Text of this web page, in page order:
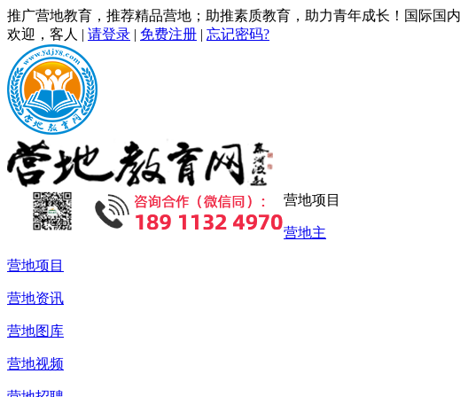
推广营地教育，推荐精品营地；助推素质教育，助力青年成长！国际国
欢迎， 客人 | 请登录 | 免费注册 | 忘记密码?
营地项目
营地主
营地项目
营地资讯
营地图库
营地视频